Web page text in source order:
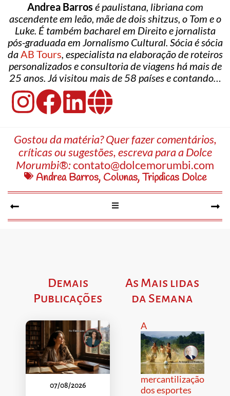
Andrea Barros é paulistana, libriana com
ascendente em leão, mãe de dois shitzus, o Tom e o
Luke. É também bacharel em Direito e jornalista
pós-graduada em Jornalismo Cultural. Sócia é sócia
daAB Tours, especialista na elaboração de roteiros
personalizados e consultoria de viagens há mais de
25 anos. Já visitou mais de 58 países e contando…
Gostou da matéria? Quer fazer comentários,
críticas ou sugestões, escreva para a Dolce
Morumbi®:contato@dolcemorumbi.com
Andrea Barros, Colunas,Tripdicas Dolce
Demais
Publicações
07/08/2026
As Mais lidas
da Semana
A
mercantilização
dos esportes